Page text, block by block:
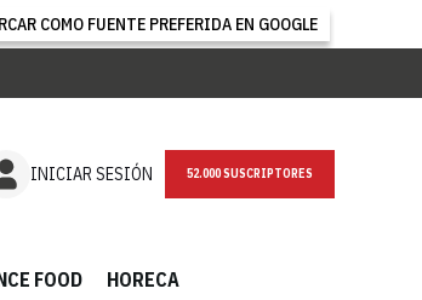
COMO FUENTE PREFERIDA EN GOOGLE
INICIAR SESIÓN NEWSLETTER
FOOD HORECA